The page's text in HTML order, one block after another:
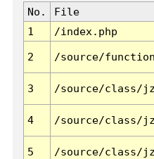
No. File
1
/index.php
2 /source/
3 /source/class/
4 /source/class/
5 /source/class/